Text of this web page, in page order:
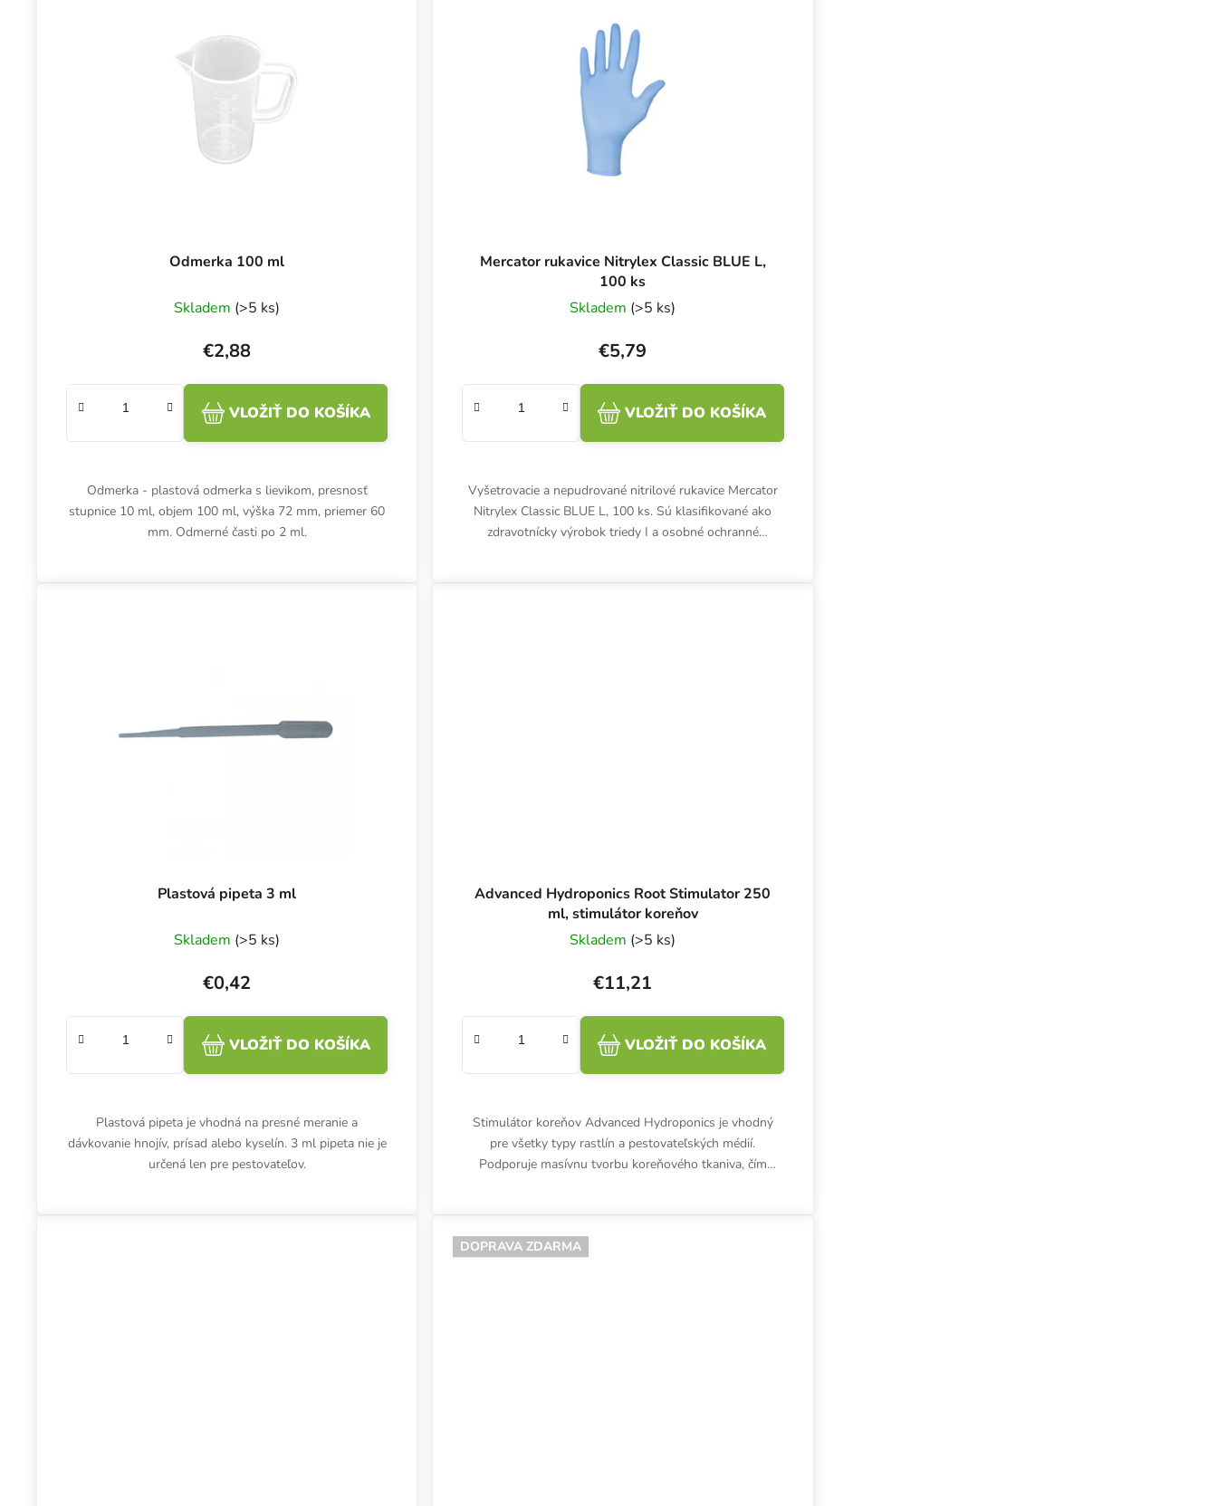
Odmerka 100 ml
Skladem (>5 ks)
€2,88
VLOŽIŤ DO KOŠÍKA
Odmerka - plastová odmerka s lievikom, presnosť
stupnice 10 ml, objem 100 ml, výška 72 mm, priemer 60
mm. Odmerné časti po 2 ml.
Mercator rukavice Nitrylex Classic BLUE L,
100 ks
Skladem (>5 ks)
€5,79
VLOŽIŤ DO KOŠÍKA
Vyšetrovacie a nepudrované nitrilové rukavice Mercator
Nitrylex Classic BLUE L, 100 ks. Sú klasifikované ako
zdravotnícky výrobok triedy I a osobné ochranné
Plastová pipeta 3 ml
Skladem (>5 ks)
€0,42
VLOŽIŤ DO KOŠÍKA
Plastová pipeta je vhodná na presné meranie a
dávkovanie hnojív, prísad alebo kyselín. 3 ml pipeta nie je
určená len pre pestovateľov.
Advanced Hydroponics Root Stimulator 250
ml, stimulátor koreňov
Skladem (>5 ks)
€11,21
VLOŽIŤ DO KOŠÍKA
Stimulátor koreňov Advanced Hydroponics je vhodný
pre všetky typy rastlín a pestovateľských médií.
Podporuje masívnu tvorbu koreňového tkaniva, čím
DOPRAVA ZDARMA